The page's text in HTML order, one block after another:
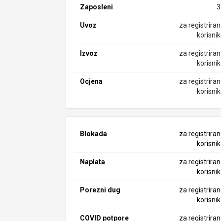
Zaposleni
Uvoz
za
Izvoz
za
Ocjena
za
Blokada
za
Naplata
za
Porezni dug
za
COVID potpore za